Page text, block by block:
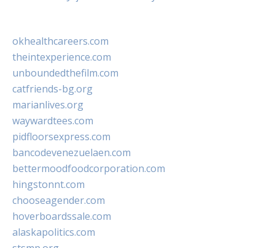
okhealthcareers.com
theintexperience.com
unboundedthefilm.com
catfriends-bg.org
marianlives.org
waywardtees.com
pidfloorsexpress.com
bancodevenezuelaen.com
bettermoodfoodcorporation.com
hingstonnt.com
chooseagender.com
hoverboardssale.com
alaskapolitics.com